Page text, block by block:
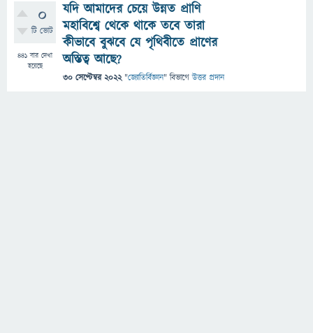
0
টি ভোট
441 বার দেখা
হয়েছে
যদি আমাদের চেয়ে উন্নত প্রাণি
মহাবিশ্বে থেকে থাকে তবে তারা
কীভাবে বুঝবে যে পৃথিবীতে প্রাণের
অস্তিত্ব আছে?
30 সেপ্টেম্বর 2022 "জ্যোতির্বিজ্ঞান" বিভাগে উত্তর প্রদান